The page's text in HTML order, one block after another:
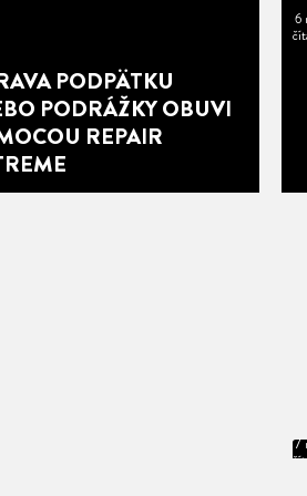
PODPÄTKU
PODRÁŽKY OBUVI
REPAIR
6
7